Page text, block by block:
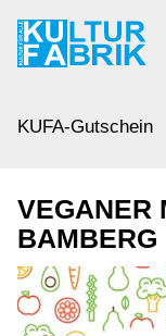
KUFA-Gutschein
VEGANER
BAMBERG